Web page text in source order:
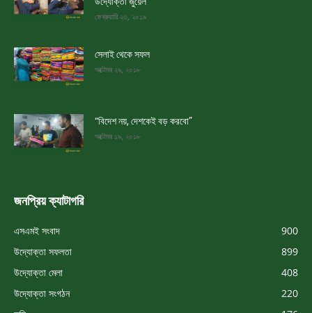
ফেব্রুয়ারি ২৩, ২০১৯
সেলাই থেকে সফল
অক্টোবর ২৯, ২০১৮
“বিদেশ নয়, দেশকেই বড় করবো”
অক্টোবর ১৯, ২০১৮
জনপ্রিয় ক্যাটাগরি
এসএমই সংবাদ
900
উদ্যোক্তা সফলতা
899
উদ্যোক্তা মেলা
408
উদ্যোক্তা সংগঠন
220